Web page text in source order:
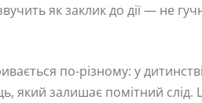
як заклик до дії — не
по-різному: у
який залишає помітний